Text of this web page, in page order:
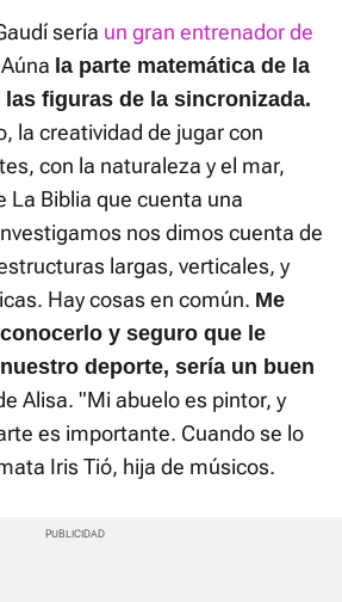
sería un gran entrenador de
la parte matemática de la
figuras de la sincronizada.
la creatividad de jugar con
con la naturaleza y el mar,
La Biblia que cuenta una
nos dimos cuenta de
largas, verticales, y
Hay cosas en común. Me
y seguro que le
deporte, sería un buen
Alisa. "Mi abuelo es pintor, y
es importante. Cuando se lo
Iris Tió, hija de músicos.